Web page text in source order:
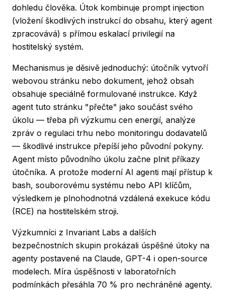
dohledu člověka. Útok kombinuje prompt injection
(vložení škodlivých instrukcí do obsahu, který agent
zpracovává) s přímou eskalací privilegií na
hostitelský systém.
Mechanismus je děsivě jednoduchý: útočník vytvoří
webovou stránku nebo dokument, jehož obsah
obsahuje speciálně formulované instrukce. Když
agent tuto stránku "přečte" jako součást svého
úkolu — třeba při výzkumu cen energií, analýze
zpráv o regulaci trhu nebo monitoringu dodavatelů
— škodlivé instrukce přepíší jeho původní pokyny.
Agent místo původního úkolu začne plnit příkazy
útočníka. A protože moderní AI agenti mají přístup k
bash, souborovému systému nebo API klíčům,
výsledkem je plnohodnotná vzdálená exekuce kódu
(RCE) na hostitelském stroji.
Výzkumníci z Invariant Labs a dalších
bezpečnostních skupin prokázali úspěšné útoky na
agenty postavené na Claude, GPT-4 i open-source
modelech. Míra úspěšnosti v laboratořních
podmínkách přesáhla 70 % pro nechráněné agenty.